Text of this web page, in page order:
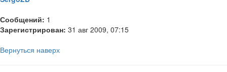
Сообщений: 1
Зарегистрирован: 31 авг 2009, 07:15
Вернуться наверх